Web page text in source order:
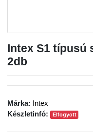
Intex S1 típusú
2db
Márka: Intex
Készletinfó:
Elfogyott